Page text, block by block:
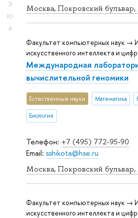
Э
Ю
Я
Москва, Покровский бульвар,
Телефон: +7 (495) 772-95-90
Email: sshikota@hse.ru
Москва, Покровский бульвар,
Факультет компьютерных наук →
искусственного интеллекта и
Международная
вычислительной геномики
Естественные науки Математика
Биология
Факультет компьютерных наук →
искусственного интеллекта и